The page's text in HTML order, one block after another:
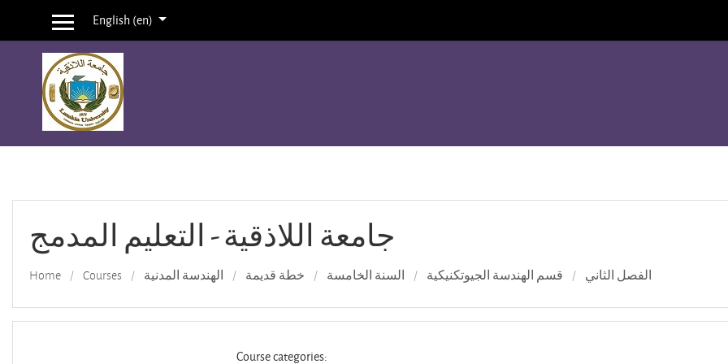
Skip to main content
Side panelEnglish ‎(en)‎
جامعة اللاذقية - التعليم المدمج
Home Courses الهندسة المدنية خطة قديمة السنة الخامسة قسم الهندسة الجيوتكنيكية الفصل الثاني
Course categories: